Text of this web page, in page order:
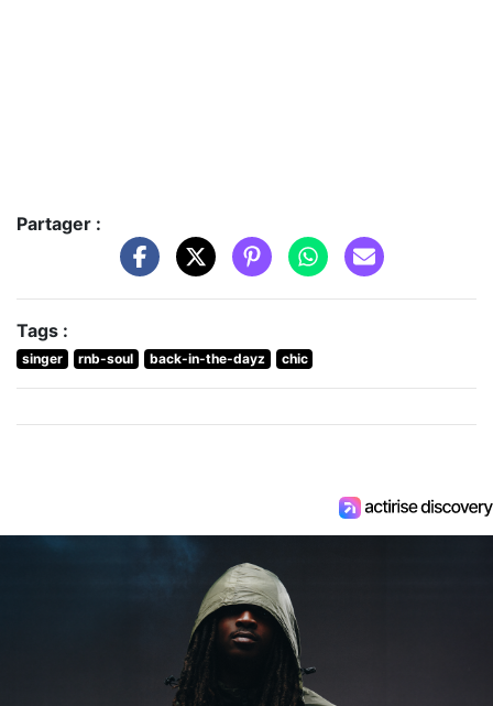
Partager :
Tags :
singer rnb-soul back-in-the-dayz chic